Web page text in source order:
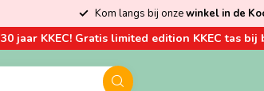
Kom langs bij onzewinkel in de
30 jaar KKEC! Gratis limited edition KKEC tas bij